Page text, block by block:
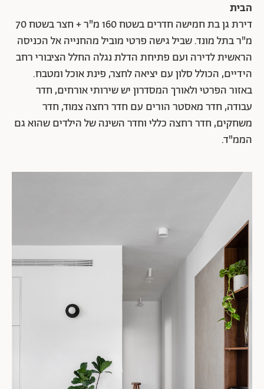
הבית
דירת גן בת חמישה חדרים בשטח 160 מ"ר + חצר בשטח 70
מ"ר בתל מונד. שביל גישה פרטי מוביל מהחנייה אל הכניסה
הראשית לדירה ועם פתיחת הדלת נגלה החלל הציבורי רחב
הידיים, הכולל סלון עם יציאה לחצר, פינת אוכל ומטבח.
באזור הפרטי ולאורך המסדרון יש שירותי אורחים, חדר
עבודה, חדר מאסטר הורים עם חדר רחצה צמוד, חדר
משחקים, חדר רחצה כללי וחדר השינה של הילדים שהוא גם
הממ"ד.